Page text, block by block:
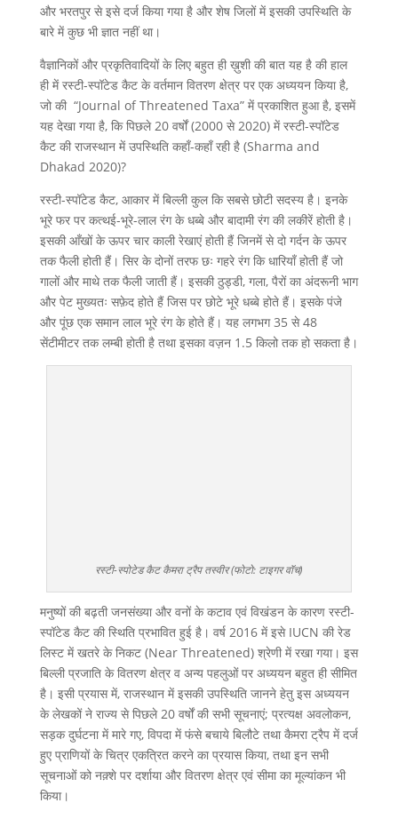
और भरतपुर से इसे दर्ज किया गया है और शेष जिलों में इसकी उपस्थिति के
बारे में कुछ भी ज्ञात नहीं था।
वैज्ञानिकों और प्रकृतिवादियों के लिए बहुत ही ख़ुशी की बात यह है की हाल
ही में रस्टी-स्पॉटेड कैट के वर्तमान वितरण क्षेत्र पर एक अध्ययन किया है,
जो की “Journal of Threatened Taxa” में प्रकाशित हुआ है, इसमें
यह देखा गया है, कि पिछले 20 वर्षों (2000 से 2020) में रस्टी-स्पॉटेड
कैट की राजस्थान में उपस्थिति कहाँ-कहाँ रही है (Sharma and
Dhakad 2020)?
रस्टी-स्पॉटेड कैट, आकार में बिल्ली कुल कि सबसे छोटी सदस्य है। इनके
भूरे फर पर कत्थई-भूरे-लाल रंग के धब्बे और बादामी रंग की लकीरें होती है।
इसकी आँखों के ऊपर चार काली रेखाएं होती हैं जिनमें से दो गर्दन के ऊपर
तक फैली होती हैं। सिर के दोनों तरफ छः गहरे रंग कि धारियाँ होती हैं जो
गालों और माथे तक फैली जाती हैं। इसकी ठुड्डी, गला, पैरों का अंदरूनी भाग
और पेट मुख्यतः सफ़ेद होते हैं जिस पर छोटे भूरे धब्बे होते हैं। इसके पंजे
और पूंछ एक समान लाल भूरे रंग के होते हैं। यह लगभग 35 से 48
सेंटीमीटर तक लम्बी होती है तथा इसका वज़न 1.5 किलो तक हो सकता है।
रस्टी-स्पोटेड कैट कैमरा ट्रैप तस्वीर (फोटो: टाइगर वॉच)
मनुष्यों की बढ़ती जनसंख्या और वनों के कटाव एवं विखंडन के कारण रस्टी-
स्पॉटेड कैट की स्थिति प्रभावित हुई है। वर्ष 2016 में इसे IUCN की रेड
लिस्ट में खतरे के निकट (Near Threatened) श्रेणी में रखा गया। इस
बिल्ली प्रजाति के वितरण क्षेत्र व अन्य पहलुओं पर अध्ययन बहुत ही सीमित
है। इसी प्रयास में, राजस्थान में इसकी उपस्थिति जानने हेतु इस अध्ययन
के लेखकों ने राज्य से पिछले 20 वर्षों की सभी सूचनाएं; प्रत्यक्ष अवलोकन,
सड़क दुर्घटना में मारे गए, विपदा में फंसे बचाये बिलौटे तथा कैमरा ट्रैप में दर्ज
हुए प्राणियों के चित्र एकत्रित करने का प्रयास किया, तथा इन सभी
सूचनाओं को नक़्शे पर दर्शाया और वितरण क्षेत्र एवं सीमा का मूल्यांकन भी
किया।